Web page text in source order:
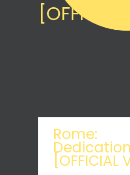
Rome:
Dedication
[OFFICIAL